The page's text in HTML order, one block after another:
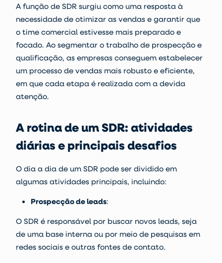
A função de SDR surgiu como uma resposta à
necessidade de otimizar as vendas e garantir que
o time comercial estivesse mais preparado e
focado. Ao segmentar o trabalho de prospecção e
qualificação, as empresas conseguem estabelecer
um processo de vendas mais robusto e eficiente,
em que cada etapa é realizada com a devida
atenção.
A rotina de um SDR: atividades
diárias e principais desafios
O dia a dia de um SDR pode ser dividido em
algumas atividades principais, incluindo:
Prospecção de leads:
O SDR é responsável por buscar novos leads, seja
de uma base interna ou por meio de pesquisas em
redes sociais e outras fontes de contato.